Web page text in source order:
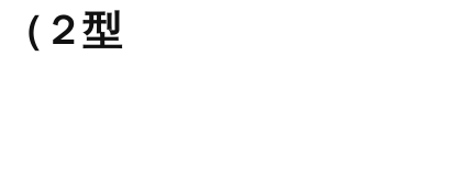
２型